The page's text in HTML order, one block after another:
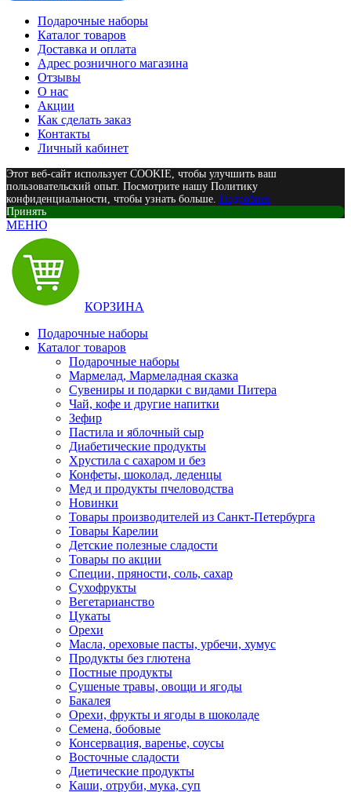
Подарочные наборы
Каталог товаров
Доставка и оплата
Адрес розничного магазина
Отзывы
О нас
Акции
Как сделать заказ
Контакты
Личный кабинет
Этот веб-сайт использует COOKIE, чтобы улучшить ваш
пользовательский опыт. Посмотрите нашу Политику
конфиденциальности, чтобы узнать больше. Подробнее
Принять
МЕНЮ
КОРЗИНА
Подарочные наборы
Каталог товаров
Подарочные наборы
Мармелад, Мармеладная сказка
Сувениры и подарки с видами Питера
Чай, кофе и другие напитки
Зефир
Пастила и яблочный сыр
Диабетические продукты
Хрустила с сахаром и без
Конфеты, шоколад, леденцы
Мед и продукты пчеловодства
Новинки
Товары производителей из Санкт-Петербурга
Товары Карелии
Детские полезные сладости
Товары по акции
Специи, пряности, соль, сахар
Сухофрукты
Вегетарианство
Цукаты
Орехи
Масла, ореховые пасты, урбечи, хумус
Продукты без глютена
Постные продукты
Сушеные травы, овощи и ягоды
Бакалея
Орехи, фрукты и ягоды в шоколаде
Семена, бобовые
Консервация, варенье, соусы
Восточные сладости
Диетические продукты
Каши, отруби, мука, суп